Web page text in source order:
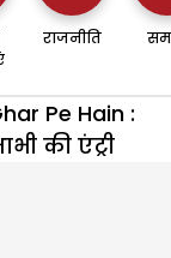
राजनीति
Pe Hain :
की एंट्री